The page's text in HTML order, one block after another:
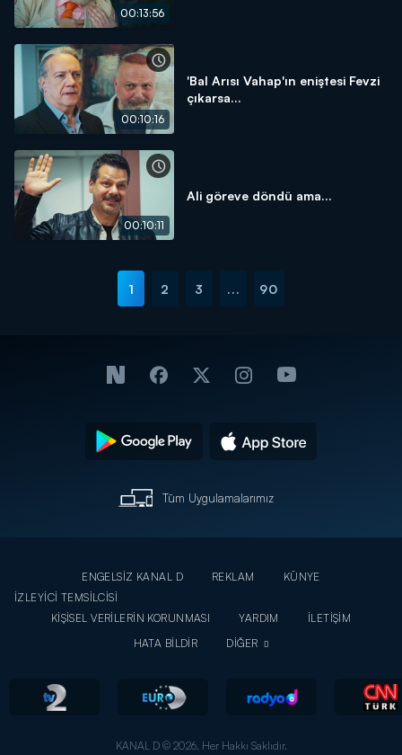
00:13:56
00:10:16
'Bal Arısı Vahap'ın eniştesi Fevzi
çıkarsa...
00:10:11
Ali göreve döndü ama...
1 2 3 ... 90
Tüm Uygulamalarımız
ENGELSİZ KANAL D REKLAM
KÜNYE
İZLEYİCİ TEMSİLCİSİ
KİŞİSEL VERİLERİN KORUNMASI
YARDIM
İLETİŞİM
HATA BİLDİR
DİĞER
KANAL D © 2026. Her Hakkı Saklıdır.